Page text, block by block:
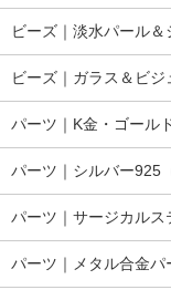
ビーズ｜淡水パール＆
ビーズ｜ガラス＆ビジ
パーツ｜K金・ゴール
パーツ｜シルバー925
パーツ｜サージカルス
パーツ｜メタル合金パ